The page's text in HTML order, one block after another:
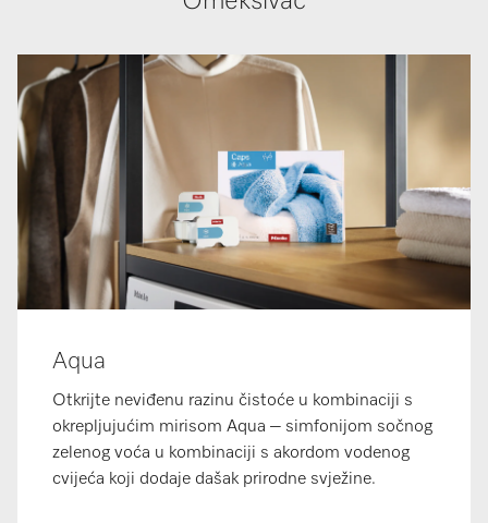
Aqua
Otkrijte neviđenu razinu čistoće u kombinaciji s
okrepljujućim mirisom Aqua – simfonijom sočnog
zelenog voća u kombinaciji s akordom vodenog
cvijeća koji dodaje dašak prirodne svježine.